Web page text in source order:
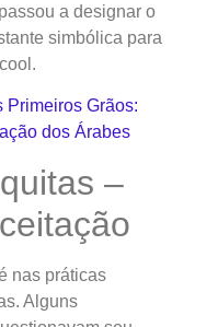
a designar o
simbólica para
Primeiros Grãos:
dos Árabes
–
nas práticas
Alguns